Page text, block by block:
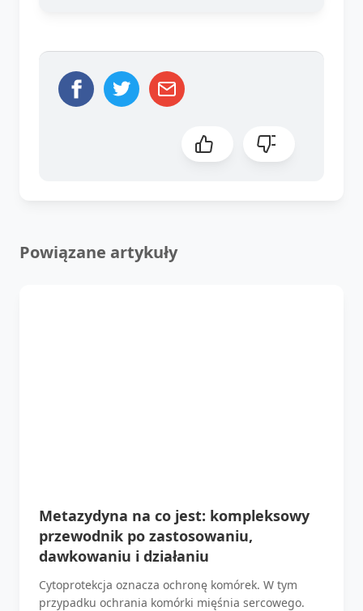
Powiązane artykuły
Metazydyna na co jest: kompleksowy
przewodnik po zastosowaniu,
dawkowaniu i działaniu
Cytoprotekcja oznacza ochronę komórek. W tym
przypadku ochrania komórki mięśnia sercowego.